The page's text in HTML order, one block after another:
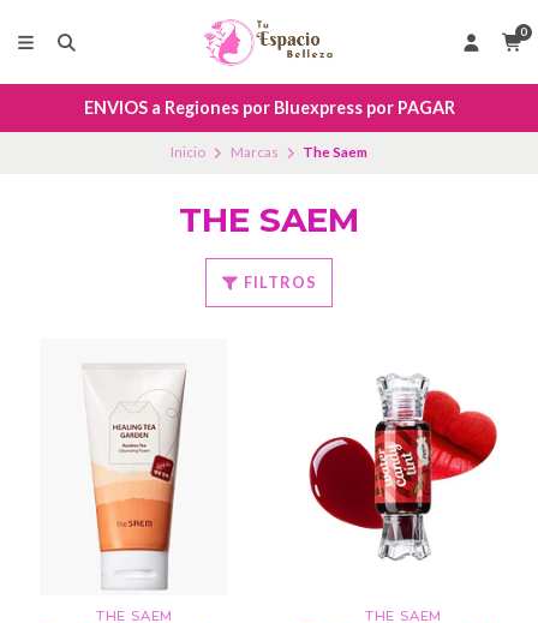
0
ENVIOS a Regiones por Bluexpress por PAGAR
Inicio Marcas The Saem
THE SAEM
FILTROS
THE SAEM THE SAEM